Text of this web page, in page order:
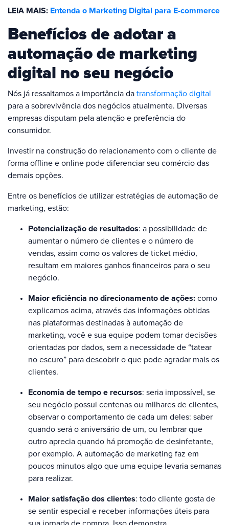
LEIA MAIS: Entenda o Marketing Digital para E-commerce
Benefícios de adotar a
automação de marketing
digital no seu negócio
Nós já ressaltamos a importância da transformação digital
para a sobrevivência dos negócios atualmente. Diversas
empresas disputam pela atenção e preferência do
consumidor.
Investir na construção do relacionamento com o cliente de
forma offline e online pode diferenciar seu comércio das
demais opções.
Entre os benefícios de utilizar estratégias de automação de
marketing, estão:
Potencialização de resultados: a possibilidade de
aumentar o número de clientes e o número de
vendas, assim como os valores de ticket médio,
resultam em maiores ganhos financeiros para o seu
negócio.
Maior eficiência no direcionamento de ações: como
explicamos acima, através das informações obtidas
nas plataformas destinadas à automação de
marketing, você e sua equipe podem tomar decisões
orientadas por dados, sem a necessidade de “tatear
no escuro” para descobrir o que pode agradar mais os
clientes.
Economia de tempo e recursos: seria impossível, se
seu negócio possui centenas ou milhares de clientes,
observar o comportamento de cada um deles: saber
quando será o aniversário de um, ou lembrar que
outro aprecia quando há promoção de desinfetante,
por exemplo. A automação de marketing faz em
poucos minutos algo que uma equipe levaria semanas
para realizar.
Maior satisfação dos clientes: todo cliente gosta de
se sentir especial e receber informações úteis para
sua jornada de compra. Isso demonstra